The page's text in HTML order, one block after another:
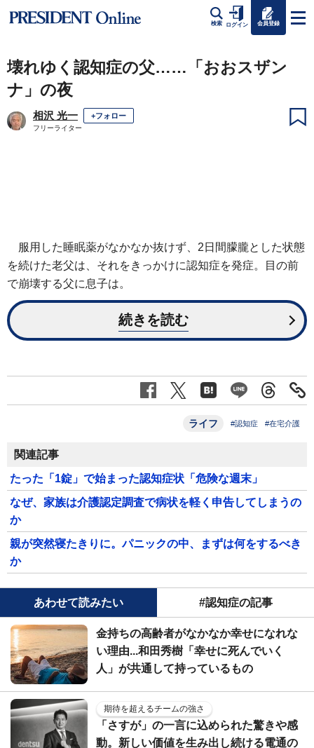
検索 ログイン 会員登録
壊れゆく認知症の父……「おおスザン
ナ」の夜
相沢 光一 +フォロー
フリーライター
服用した睡眠薬がなかなか抜けず、2日間朦朧とした状態
を続けた老父は、それをきっかけに認知症を発症。目の前
で崩壊する父に息子は。
続きを読む
ライフ #認知症 #在宅介護
関連記事
たった「1錠」で始まった認知症状「危険な週末」
なぜ、家族は介護認定調査で病状を軽く申告してしまうの
か
親が突然寝たきりに。パニックの中、まずは何をするべき
か
あわせて読みたい #認知症の記事
金持ちの高齢者がなかなか幸せになれな
い理由...和田秀樹「幸せに死んでいく
人」が共通して持っているもの
期待を超えるチームの強さ
「さすが」の一言に込められた驚きや感
動。新しい価値を生み出し続ける電通の